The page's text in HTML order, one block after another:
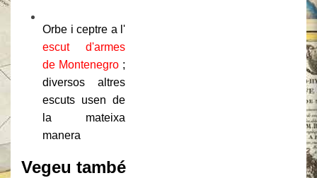
Orbe i ceptre a l'
escut d'armes
de Montenegro ;
diversos altres
escuts usen de
la mateixa
manera
Vegeu també